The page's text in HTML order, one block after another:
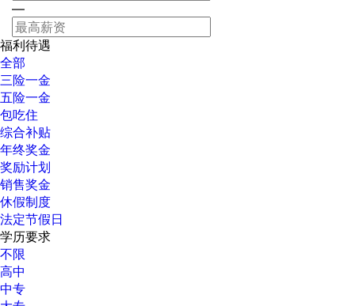
—
福利待遇
全部
三险一金
五险一金
包吃住
综合补贴
年终奖金
奖励计划
销售奖金
休假制度
法定节假日
学历要求
不限
高中
中专